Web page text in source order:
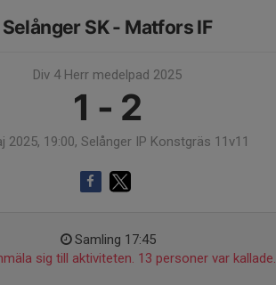
Selånger SK - Matfors IF
Div 4 Herr medelpad 2025
1 - 2
2025, 19:00, Selånger IP Konstgräs 11v11
Samling 17:45
sig till aktiviteten. 13 personer var kallade.